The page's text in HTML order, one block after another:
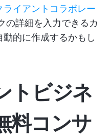
ライアントコラボレー
の詳細を入力できるカ
的に作成するかもし
トビジネ
料コンサ